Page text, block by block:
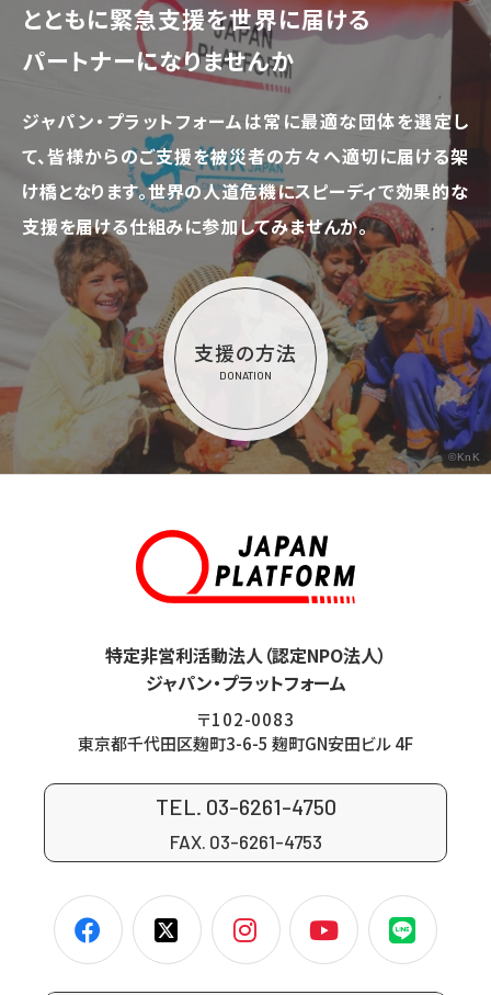
とともに緊急支援を世界に届ける
パートナーになりませんか
ジャパン・プラットフォームは常に最適な団体を選定し
て、皆様からのご支援を被災者の方々へ適切に届ける架
け橋となります。世界の人道危機にスピーディで効果的な
支援を届ける仕組みに参加してみませんか。
支援の方法
DONATION
©KnK
特定非営利活動法人（認定NPO法人）
ジャパン・プラットフォーム
〒102-0083
東京都千代田区麹町3-6-5 麹町GN安田ビル 4F
TEL. 03-6261-4750
FAX. 03-6261-4753